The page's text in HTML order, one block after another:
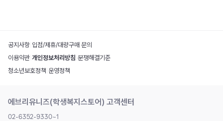
공지사항 입점/제휴/대량구매 문의
이용약관 개인정보처리방침 분쟁해결기준
청소년보호정책 운영정책
에브리유니즈(학생복지스토어) 고객센터
02-6352-9330~1